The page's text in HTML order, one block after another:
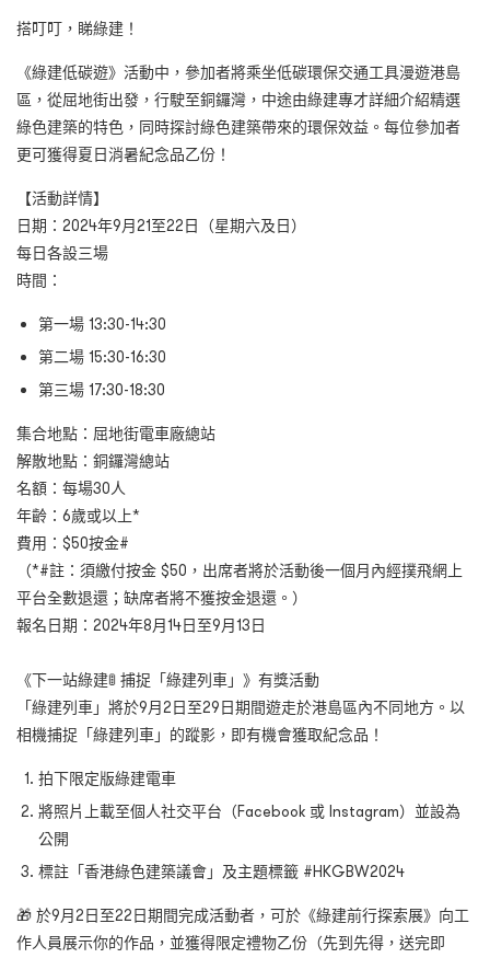
搭叮叮，睇綠建！
《綠建低碳遊》活動中，參加者將乘坐低碳環保交通工具漫遊港島
區，從屈地街出發，行駛至銅鑼灣，中途由綠建專才詳細介紹精選
綠色建築的特色，同時探討綠色建築帶來的環保效益。每位參加者
更可獲得夏日消暑紀念品乙份！
【活動詳情】
日期：2024年9月21至22日（星期六及日）
每日各設三場
時間：
第一場 13:30-14:30
第二場 15:30-16:30
第三場 17:30-18:30
集合地點：屈地街電車廠總站
解散地點：銅鑼灣總站
名額：每場30人
年齡：6歲或以上*
費用：$50按金#
（*#註：須繳付按金 $50，出席者將於活動後一個月內經撲飛網上
平台全數退還；缺席者將不獲按金退還。）
報名日期：2024年8月14日至9月13日
《下一站綠建🚦 捕捉「綠建列車」》有獎活動
「綠建列車」將於9月2日至29日期間遊走於港島區內不同地方。以
相機捕捉「綠建列車」的蹤影，即有機會獲取紀念品！
拍下限定版綠建電車
將照片上載至個人社交平台（Facebook 或 Instagram）並設為
公開
標註「香港綠色建築議會」及主題標籤 #HKGBW2024
🎁 於9月2日至22日期間完成活動者，可於《綠建前行探索展》向工
作人員展示你的作品，並獲得限定禮物乙份（先到先得，送完即